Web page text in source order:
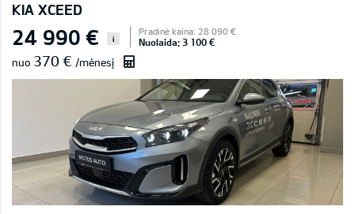
KIA XCEED
24 990 € i
Pradinė kaina: 28 090 €
Nuolaida: 3 100 €
nuo 370 € /mėnesį